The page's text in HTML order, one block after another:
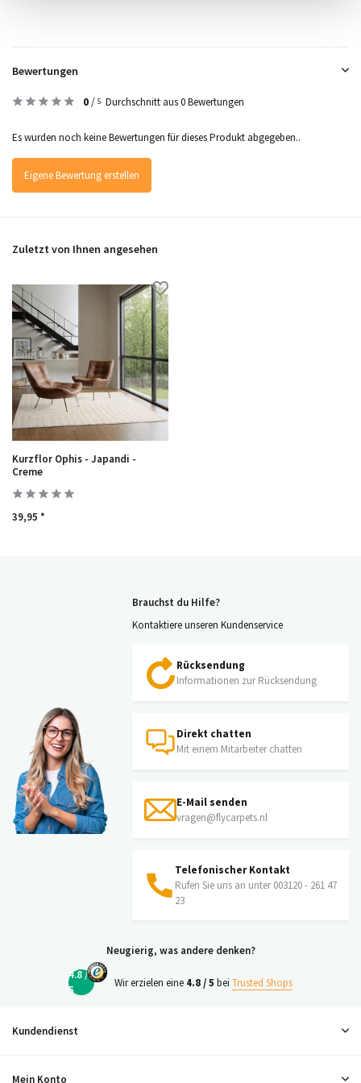
Bewertungen
0/ 5 Durchschnitt aus 0 Bewertungen
Es wurden noch keine Bewertungen für dieses Produkt abgegeben..
Eigene Bewertung erstellen
Zuletzt von Ihnen angesehen
Kurzflor Ophis - Japandi -
Creme
39,95 *
Brauchst du Hilfe?
Kontaktiere unseren Kundenservice
Rücksendung
Informationen zur Rücksendung
Direkt chatten
Mit einem Mitarbeiter chatten
E-Mail senden
vragen@flycarpets.nl
Telefonischer Kontakt
Rufen Sie uns an unter 003120 - 261 47
23
Neugierig, was andere denken?
4.8 /
5
Wir erzielen eine 4.8 / 5 bei Trusted Shops
Kundendienst
Mein Konto